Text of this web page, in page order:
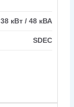
38 кВт / 48 кВА
SDEC